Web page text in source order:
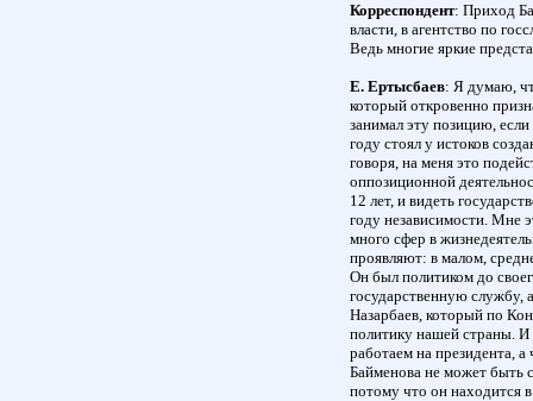
Корреспондент: Приход
власти, в агентство по
Ведь многие яркие
Е. Ертысбаев: Я думаю,
который откровенно
занимал эту позицию,
году стоял у истоков
говоря, на меня это
оппозиционной
12 лет, и видеть
году независимости. Мне
много сфер в
проявляют: в малом,
Он был политиком до
государственную службу,
Назарбаев, который по
политику нашей страны. И
работаем на президента,
Байменова не может быть
потому что он находится